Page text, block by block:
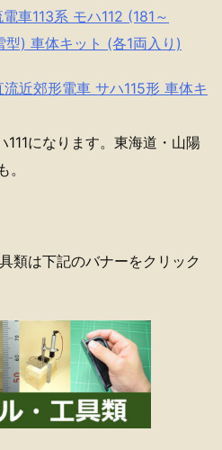
車113系 モハ112 (181～
) 車体キット (各1両入り)
近郊形電車 サハ115形 車体キ
になります。東海道・山陽
類は下記のバナーをクリック